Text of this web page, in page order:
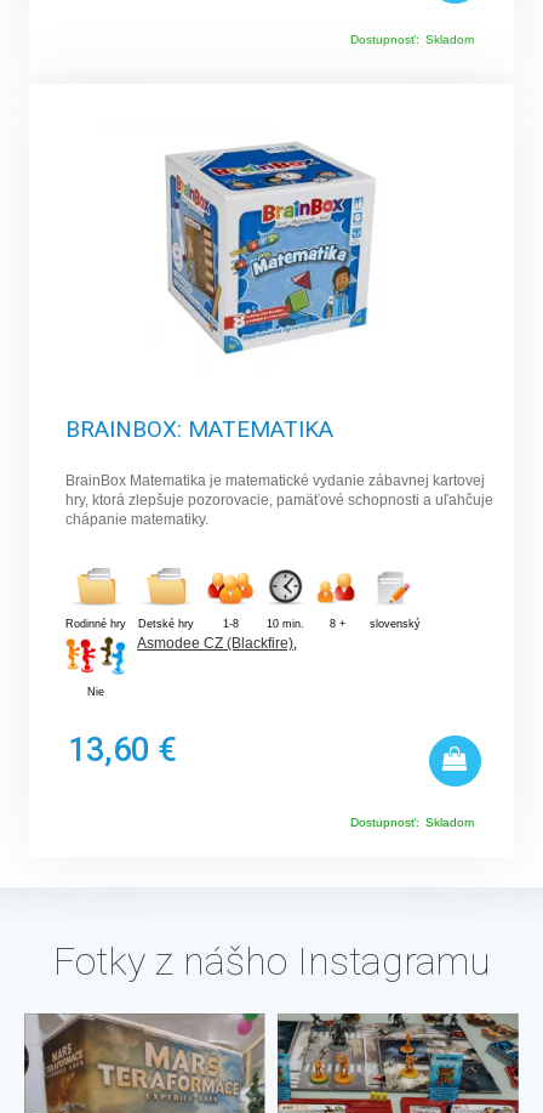
Dostupnosť: Skladom
BRAINBOX: MATEMATIKA
BrainBox Matematika je matematické vydanie zábavnej kartovej
hry, ktorá zlepšuje pozorovacie, pamäťové schopnosti a uľahčuje
chápanie matematiky.
Rodinné hry Detské hry 1-8 10 min. 8 + slovenský
Nie
Asmodee CZ (Blackfire),
13,60 €
Dostupnosť: Skladom
Fotky z nášho Instagramu